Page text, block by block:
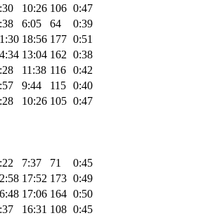
10:26 106 0:47
6:05 64
0:39
18:56 177 0:51
13:04 162 0:38
11:38 116 0:42
9:44 115 0:40
10:26 105 0:47
7:37 71
0:45
17:52 173 0:49
17:06 164 0:50
16:31 108 0:45